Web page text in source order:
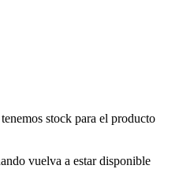
stock para el producto
vuelva a estar disponible